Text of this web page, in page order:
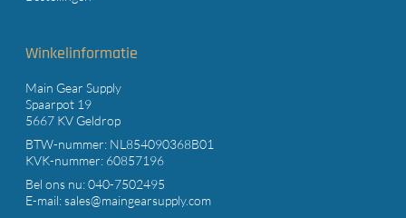
Winkelinformatie
Main Gear Supply
Spaarpot 19
5667 KV Geldrop
BTW-nummer: NL854090368B01
KVK-nummer: 60857196
Bel ons nu:040-7502495
E-mail:sales@maingearsupply.com